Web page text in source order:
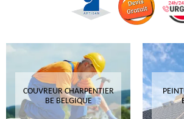
COUVREUR CHARPENTIER
BE BELGIQUE